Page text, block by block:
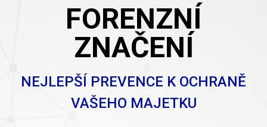
FORENZNÍ
ZNAČENÍ
NEJLEPŠÍ PREVENCE K OCHRANĚ
VAŠEHO MAJETKU